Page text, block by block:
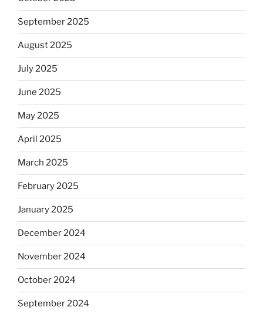
September 2025
August 2025
July 2025
June 2025
May 2025
April 2025
March 2025
February 2025
January 2025
December 2024
November 2024
October 2024
September 2024